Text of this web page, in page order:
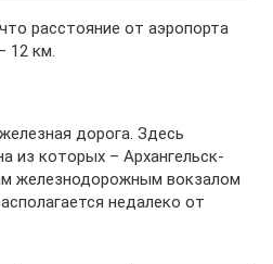
расстояние от аэропорта
12 км.
дорога. Здесь
из которых – Архангельск-
железнодорожным вокзалом
недалеко от